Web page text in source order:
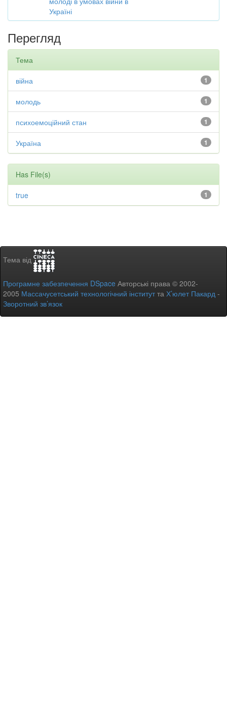
Україні
Перегляд
Тема
1
війна
1
молодь
1
психоемоційний стан
1
Україна
Has File(s)
1
true
Тема від
Програмне забезпечення DSpace Авторські права © 2002-
2005 Массачусетський технологічний інститутта Х’юлет Пакард -
Зворотний зв’язок